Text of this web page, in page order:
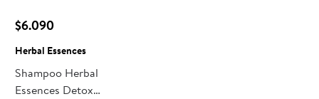
$6.090
Herbal Essences
Shampoo Herbal
Essences Detox